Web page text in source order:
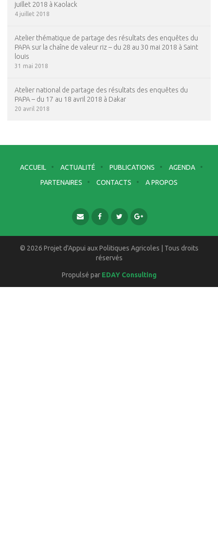
juillet 2018 à Kaolack
4 juillet 2018
Atelier thématique de partage des résultats des enquêtes du
PAPA sur la chaîne de valeur riz – du 28 au 30 mai 2018 à Saint
louis
31 mai 2018
Atelier national de partage des résultats des enquêtes du
PAPA – du 17 au 18 avril 2018 à Dakar
20 avril 2018
ACCUEIL ACTUALITÉ PUBLICATIONS
AGENDA
PARTENAIRES
CONTACTS A PROPOS
© 2026 Projet d'Appui aux Politiques Agricoles | Tous droits
réservés
Propulsé par EDAY Consulting